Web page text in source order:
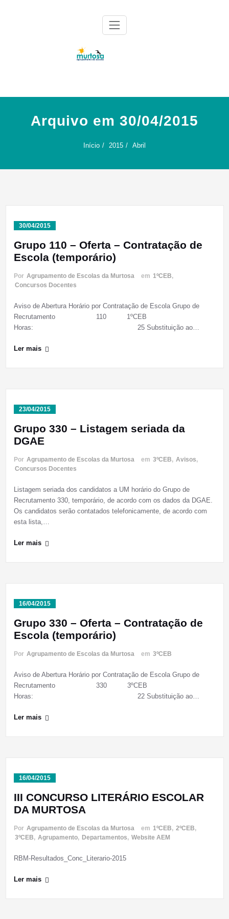
Arquivo em 30/04/2015
Início 2015 Abril
30/04/2015
Grupo 110 – Oferta – Contratação de
Escola (temporário)
Por Agrupamento de Escolas da Murtosa em 1ºCEB,
Concursos Docentes
Aviso de Abertura Horário por Contratação de Escola Grupo de
Recrutamento 110 1ºCEB
Horas: 25 Substituição ao…
Ler mais
23/04/2015
Grupo 330 – Listagem seriada da
DGAE
Por Agrupamento de Escolas da Murtosa em 3ºCEB, Avisos,
Concursos Docentes
Listagem seriada dos candidatos a UM horário do Grupo de
Recrutamento 330, temporário, de acordo com os dados da DGAE.
Os candidatos serão contatados telefonicamente, de acordo com
esta lista,…
Ler mais
16/04/2015
Grupo 330 – Oferta – Contratação de
Escola (temporário)
Por Agrupamento de Escolas da Murtosa em 3ºCEB
Aviso de Abertura Horário por Contratação de Escola Grupo de
Recrutamento 330 3ºCEB
Horas: 22 Substituição ao…
Ler mais
16/04/2015
III CONCURSO LITERÁRIO ESCOLAR
DA MURTOSA
Por Agrupamento de Escolas da Murtosa em 1ºCEB, 2ºCEB,
3ºCEB, Agrupamento, Departamentos, Website AEM
RBM-Resultados_Conc_Literario-2015
Ler mais